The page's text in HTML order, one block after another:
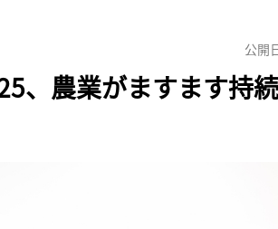
公開
、農業がますます持